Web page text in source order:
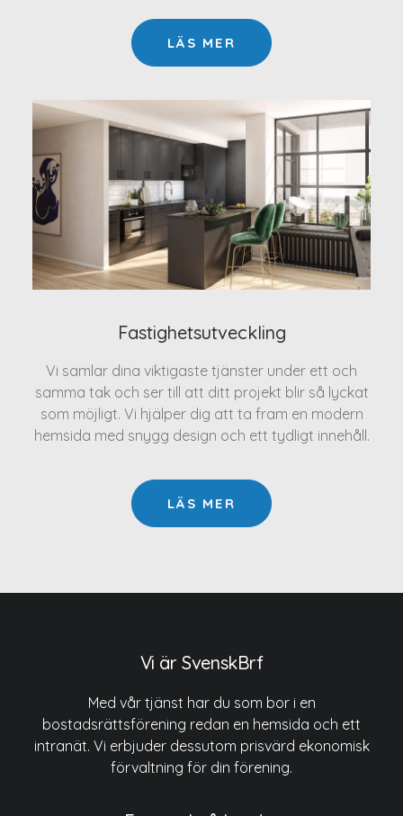
LÄS MER
Fastighetsutveckling
Vi samlar dina viktigaste tjänster under ett och
samma tak och ser till att ditt projekt blir så lyckat
som möjligt. Vi hjälper dig att ta fram en modern
hemsida med snygg design och ett tydligt innehåll.
LÄS MER
Vi är SvenskBrf
Med vår tjänst har du som bor i en
bostadsrättsförening redan en hemsida och ett
intranät. Vi erbjuder dessutom prisvärd ekonomisk
förvaltning för din förening.